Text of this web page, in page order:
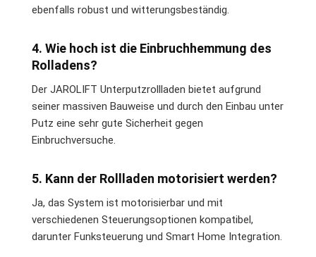
ebenfalls robust und witterungsbeständig.
4. Wie hoch ist die Einbruchhemmung des
Rolladens?
Der JAROLIFT Unterputzrollladen bietet aufgrund
seiner massiven Bauweise und durch den Einbau unter
Putz eine sehr gute Sicherheit gegen
Einbruchversuche.
5. Kann der Rollladen motorisiert werden?
Ja, das System ist motorisierbar und mit
verschiedenen Steuerungsoptionen kompatibel,
darunter Funksteuerung und Smart Home Integration.